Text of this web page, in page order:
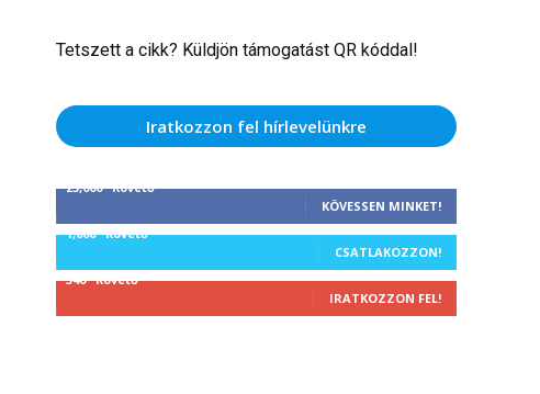
Tetszett a cikk? Küldjön támogatást QR kóddal!
Iratkozzon fel hírlevelünkre
25,000 Követő
KÖVESSEN MINKET!
1,000 Követő
CSATLAKOZZON!
340 Követő
IRATKOZZON FEL!